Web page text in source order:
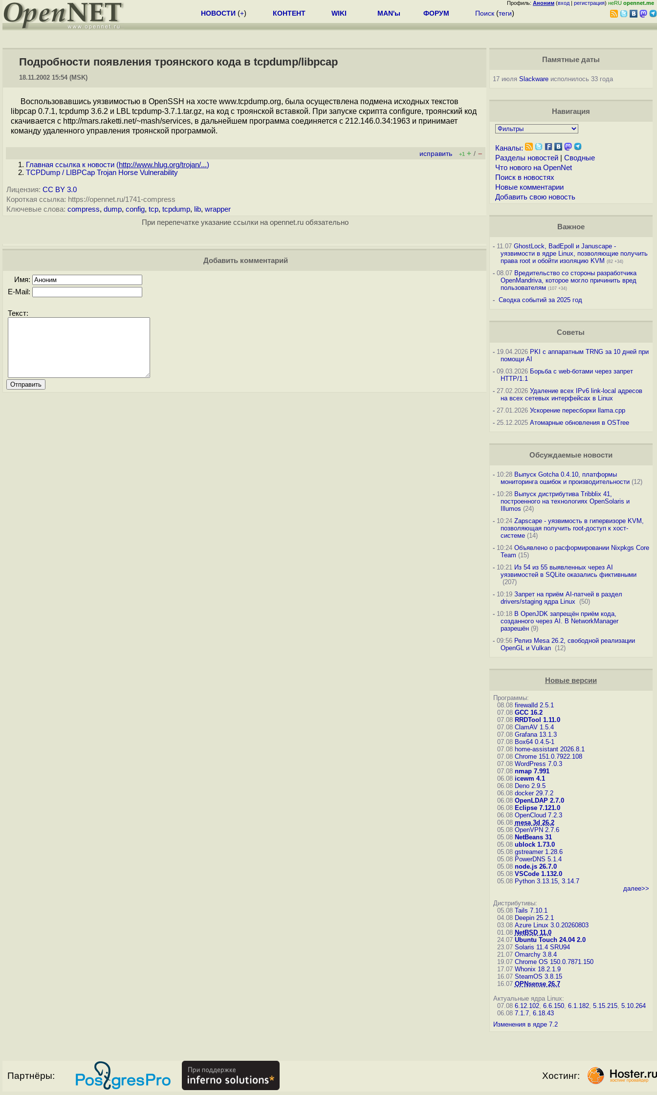
Профиль: Аноним (вход | регистрация) неRU opennet.me
НОВОСТИ (+) КОНТЕНТ WIKI MAN'ы ФОРУМ Поиск (теги)
Подробности появления троянского кода в tcpdump/libpcap
18.11.2002 15:54 (MSK)
Воспользовавшись уязвимостью в OpenSSH на хосте www.tcpdump.org, была осуществлена подмена исходных текстов
libpcap 0.7.1, tcpdump 3.6.2 и LBL tcpdump-3.7.1.tar.gz, на код с троянской вставкой. При запуске скрипта configure, троянский код
скачивается с http://mars.raketti.net/~mash/services, в дальнейшем программа соединяется с 212.146.0.34:1963 и принимает
команду удаленного управления троянской программой.
исправить +1 + / –
Главная ссылка к новости (http://www.hlug.org/trojan/...)
TCPDump / LIBPCap Trojan Horse Vulnerability
Лицензия: CC BY 3.0
Короткая ссылка: https://opennet.ru/1741-compress
Ключевые слова: compress, dump, config, tcp, tcpdump, lib, wrapper
При перепечатке указание ссылки на opennet.ru обязательно
Добавить комментарий
Имя:
E-Mail:
Текст:
Памятные даты
17 июля Slackwareисполнилось 33 года
Навигация
Каналы:
Разделы новостей| Сводные
Что нового на OpenNet
Поиск в новостях
Новые комментарии
Добавить свою новость
Важное
-11.07 GhostLock, BadEpoll и Januscape -
уязвимости в ядре Linux, позволяющие получить
права root и обойти изоляцию KVM (82 +34)
-08.07 Вредительство со стороны разработчика
OpenMandriva, которое могло причинить вред
пользователям (107 +34)
- Сводка событий за 2025 год
Советы
-19.04.2026 PKI с аппаратным TRNG за 10 дней при
помощи AI
-09.03.2026 Борьба с web-ботами через запрет
HTTP/1.1
-27.02.2026 Удаление всех IPv6 link-local адресов
на всех сетевых интерфейсах в Linux
-27.01.2026 Ускорение пересборки llama.cpp
-25.12.2025 Атомарные обновления в OSTree
Обсуждаемые новости
-10:28 Выпуск Gotcha 0.4.10, платформы
мониторинга ошибок и производительности(12)
-10:28 Выпуск дистрибутива Tribblix 41,
построенного на технологиях OpenSolaris и
Illumos (24)
-10:24 Zapscape - уязвимость в гипервизоре KVM,
позволяющая получить root-доступ к хост-
системе(14)
-10:24 Объявлено о расформировании Nixpkgs Core
Team (15)
-10:21 Из 54 из 55 выявленных через AI
уязвимостей в SQLite оказались фиктивными
(207)
-10:19 Запрет на приём AI-патчей в раздел
drivers/staging ядра Linux
(50)
-10:18 В OpenJDK запрещён приём кода,
созданного через AI. В NetworkManager
разрешён(9)
-09:56 Релиз Mesa 26.2, свободной реализации
OpenGL и Vulkan (12)
Новые версии
Программы:
08.08 firewalld 2.5.1
07.08 GCC 16.2
07.08 RRDTool 1.11.0
07.08 ClamAV 1.5.4
07.08 Grafana 13.1.3
07.08 Box64 0.4.5-1
07.08 home-assistant 2026.8.1
07.08 Chrome 151.0.7922.108
07.08 WordPress 7.0.3
07.08 nmap 7.991
06.08 icewm 4.1
06.08 Deno 2.9.5
06.08 docker 29.7.2
06.08 OpenLDAP 2.7.0
06.08 Eclipse 7.121.0
06.08 OpenCloud 7.2.3
06.08 mesa 3d 26.2
05.08 OpenVPN 2.7.6
05.08 NetBeans 31
05.08 ublock 1.73.0
05.08 gstreamer 1.28.6
05.08 PowerDNS 5.1.4
05.08 node.js 26.7.0
05.08 VSCode 1.132.0
05.08 Python 3.13.15, 3.14.7
далее>>
Дистрибутивы:
05.08 Tails 7.10.1
04.08 Deepin 25.2.1
03.08 Azure Linux 3.0.20260803
01.08 NetBSD 11.0
24.07 Ubuntu Touch 24.04 2.0
23.07 Solaris 11.4 SRU94
21.07 Omarchy 3.8.4
19.07 Chrome OS 150.0.7871.150
17.07 Whonix 18.2.1.9
16.07 SteamOS 3.8.15
16.07 OPNsense 26.7
Актуальные ядра Linux:
07.08 6.12.102, 6.6.150, 6.1.182, 5.15.215, 5.10.264
06.08 7.1.7, 6.18.43
Изменения в ядре 7.2
Партнёры: Хостинг: